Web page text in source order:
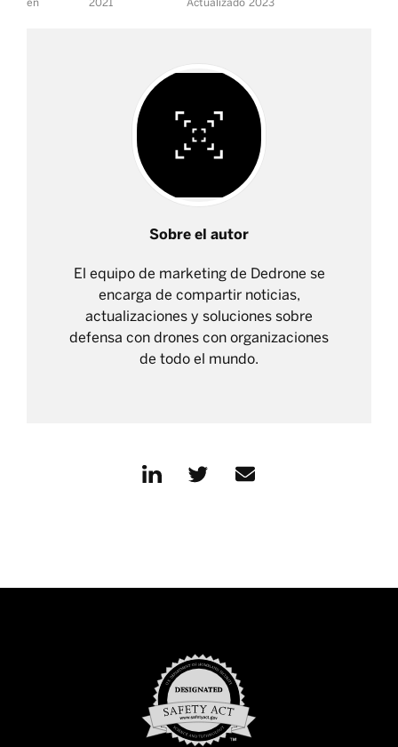
Sobre el autor
El equipo de marketing de Dedrone se
encarga de compartir noticias,
actualizaciones y soluciones sobre
defensa con drones con organizaciones
de todo el mundo.